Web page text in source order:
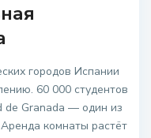
городов Испании
60 000 студентов
de Granada — один из
комнаты растёт